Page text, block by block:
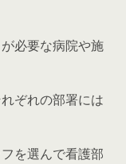
必要な病院や施
ぞれの部署には
を選んで看護部